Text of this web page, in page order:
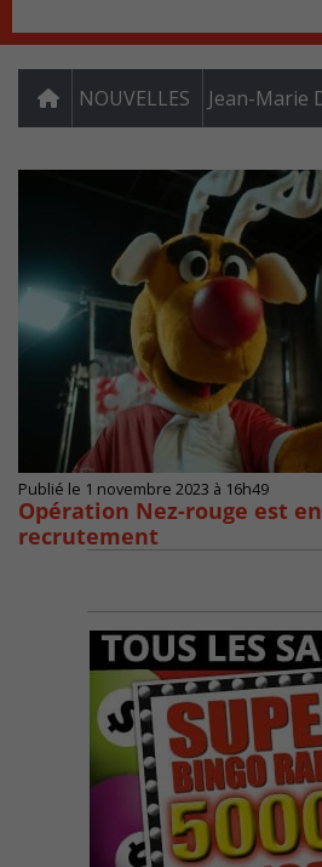
NOUVELLES Jean-Marie
Publié le 1 novembre 2023 à 16h49
Opération Nez-rouge est
recrutement